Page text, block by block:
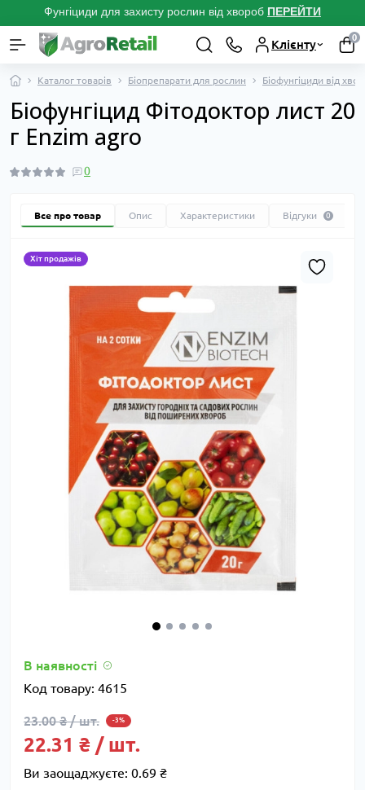
Фунгіциди для захисту рослин від хвороб ПЕРЕЙТИ
Клієнту
0
Каталог товарів Біопрепарати для рослин Біофунгіциди від
Біофунгіцид Фітодоктор лист 20
г Enzim agro
0
Все про товар Опис Характеристики Відгуки 0
Хіт продажів
В наявності
Код товару: 4615
23.00 ₴ / шт. -3%
22.31 ₴ / шт.
Ви заощаджуєте: 0.69 ₴